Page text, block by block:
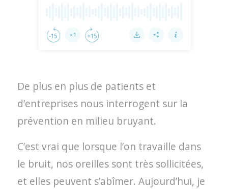
De plus en plus de patients et
d’entreprises nous interrogent sur la
prévention en milieu bruyant.
C’est vrai que lorsque l’on travaille dans
le bruit, nos oreilles sont très sollicitées,
et elles peuvent s’abîmer. Aujourd’hui, je